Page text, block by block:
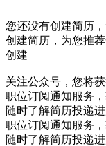
您还没有创建简历
创建简历，为您推
创建
关注公众号，您将
职位订阅通知服务
随时了解简历投递
职位订阅通知服务
随时了解简历投递